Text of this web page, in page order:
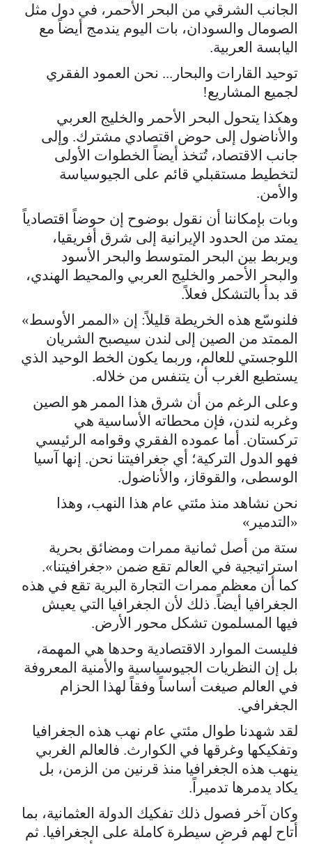
الجانب الشرقي من البحر الأحمر، في دول مثل
الصومال والسودان، بات اليوم يندمج أيضاً مع
اليابسة العربية.
توحيد القارات والبحار... نحن العمود الفقري
لجميع المشاريع!
وهكذا يتحول البحر الأحمر والخليج العربي
والأناضول إلى حوض اقتصادي مشترك. وإلى
جانب الاقتصاد، تُتخذ أيضاً الخطوات الأولى
لتخطيط مستقبلي قائم على الجيوسياسة
والأمن.
وبات بإمكاننا أن نقول بوضوح إن حوضاً اقتصادياً
يمتد من الحدود الإيرانية إلى شرق أفريقيا،
ويربط بين البحر المتوسط والبحر الأسود
والبحر الأحمر والخليج العربي والمحيط الهندي،
قد بدأ بالتشكل فعلاً.
فلنوسّع هذه الخريطة قليلاً: إن «الممر الأوسط»
الممتد من الصين إلى لندن سيصبح الشريان
اللوجستي للعالم، وربما يكون الخط الوحيد الذي
يستطيع الغرب أن يتنفس من خلاله.
وعلى الرغم من أن شرق هذا الممر هو الصين
وغربه لندن، فإن محطاته الأساسية هي
تركستان. أما عموده الفقري وقوامه الرئيسي
فهو الدول التركية؛ أي جغرافيتنا نحن. إنها آسيا
الوسطى، والقوقاز، والأناضول.
نحن نشاهد منذ مئتي عام هذا النهب، وهذا
«التدمير»
ستة من أصل ثمانية ممرات ومضائق بحرية
استراتيجية في العالم تقع ضمن «جغرافيتنا».
كما أن معظم ممرات التجارة البرية تقع في هذه
الجغرافيا أيضاً. ذلك لأن الجغرافيا التي يعيش
فيها المسلمون تشكل محور الأرض.
فليست الموارد الاقتصادية وحدها هي المهمة،
بل إن النظريات الجيوسياسية والأمنية المعروفة
في العالم صيغت أساساً وفقاً لهذا الحزام
الجغرافي.
لقد شهدنا طوال مئتي عام نهب هذه الجغرافيا
وتفكيكها وغرقها في الكوارث. فالعالم الغربي
ينهب هذه الجغرافيا منذ قرنين من الزمن، بل
يكاد يدمرها تدميراً.
وكان آخر فصول ذلك تفكيك الدولة العثمانية، بما
أتاح لهم فرض سيطرة كاملة على الجغرافيا. ثم